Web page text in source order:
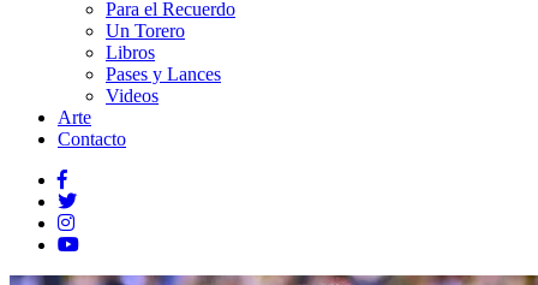
Para el Recuerdo
Un Torero
Libros
Pases y Lances
Videos
Arte
Contacto